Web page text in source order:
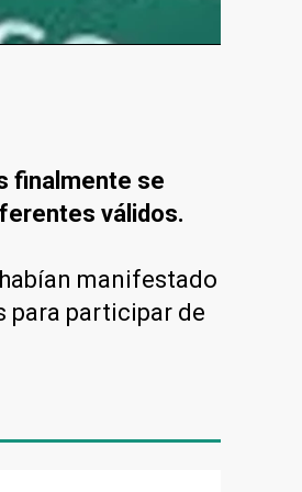
finalmente se
válidos.
manifestado
para participar de